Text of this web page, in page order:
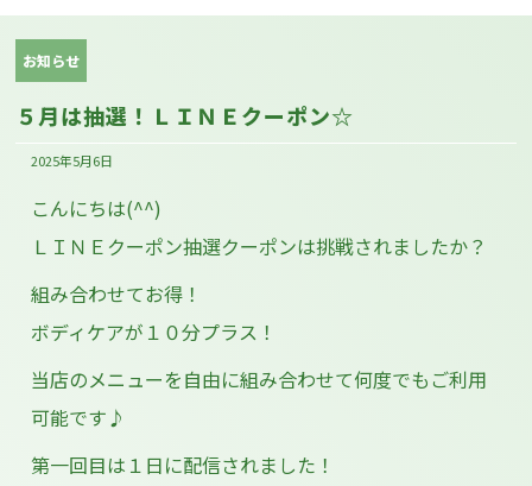
お知らせ
５月は抽選！ＬＩＮＥクーポン☆
2025年5月6日
こんにちは(^^)
ＬＩＮＥクーポン抽選クーポンは挑戦されましたか？
組み合わせてお得！
ボディケアが１０分プラス！
当店のメニューを自由に組み合わせて何度でもご利用
可能です♪
第一回目は１日に配信されました！